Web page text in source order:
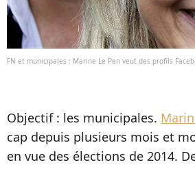
FN et municipales : Marine Le Pen veut des profils
Objectif : les municipales.
cap depuis plusieurs mois et
en vue des élections de 2014.